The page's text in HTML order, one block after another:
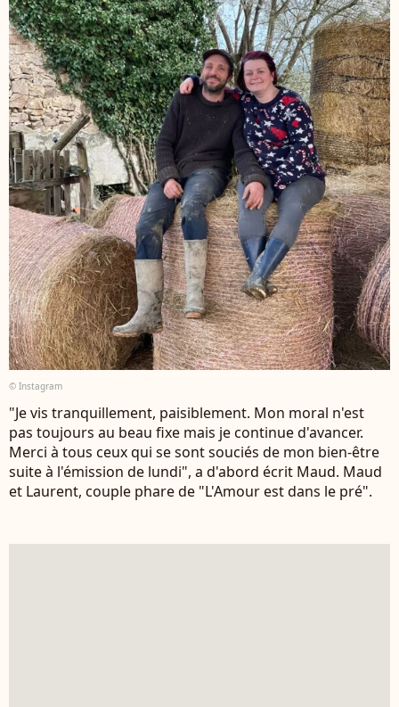
© Instagram
"Je vis tranquillement, paisiblement. Mon moral n'est
pas toujours au beau fixe mais je continue d'avancer.
Merci à tous ceux qui se sont souciés de mon bien-être
suite à l'émission de lundi", a d'abord écrit Maud. Maud
et Laurent, couple phare de "L'Amour est dans le pré".